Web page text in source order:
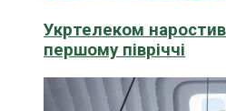
Укртелеком
першому півріччі